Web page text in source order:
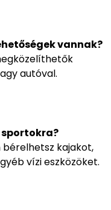
vannak?
autóval.
bérelhetsz kajakot,
vízi eszközöket.